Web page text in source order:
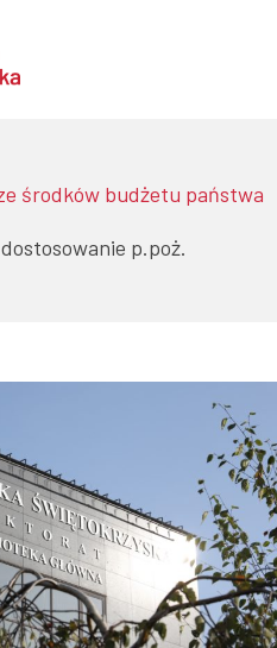
środków budżetu państwa
p.poż.